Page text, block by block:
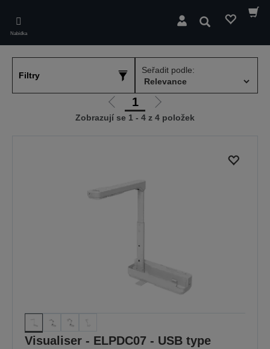
main
content
Nabídka
Hledat
Filtry
Seřadit podle:
Jít
na
1
Jít
na
Zobrazují se 1 - 4 z 4 položek
Visualiser - ELPDC07 - USB type